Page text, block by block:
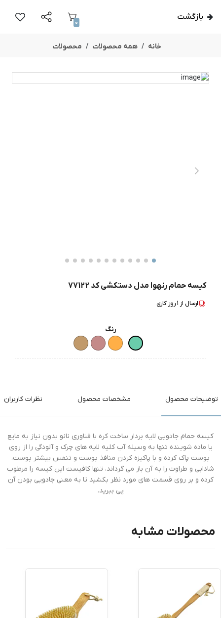
بازگشت
0
خانه همه محصولات محصولات
کیسه حمام رنهوا مدل دستکشی کد 77122
ارسال از 1روز کاری
رنگ
توضیحات محصول مشخصات محصول نظرات کاربران
کیسه حمام جادویی لایه بردار ساخت کره با فناوری نانو بدون نیاز به مایع
یا ماده شوینده تنها به وسیله آب کلیه لایه های چرک و آلودگی را از روی
پوست پاک کرده و با پاکیزه کردن منافذ پوست و تنفس بیشتر پوست،
شادابی و طراوت را به آن باز می گرداند، تنها کافیست این کیسه را مرطوب
کرده و بر روی قسمت های مورد نظر بکشید تا به معنی جادویی بودن آن
پی ببرید.
محصولات مشابه